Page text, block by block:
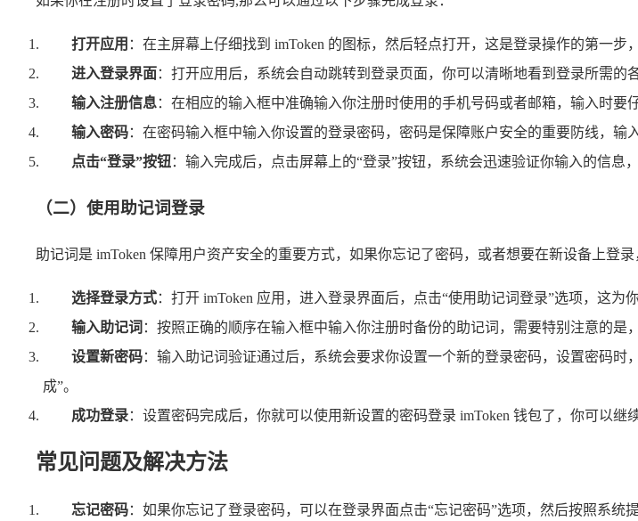
打开应用 ：在主屏幕上仔细找到 imToken 的图标，然后轻点打开，这是登录操作的第一步
进入登录界面：打开应用后，系统会自动跳转到登录页面，你可以清晰地看到登录所需的
输入注册信息：在相应的输入框中准确输入你注册时使用的手机号码或者邮箱，输入时要
输入密码：在密码输入框中输入你设置的登录密码，密码是保障账户安全的重要防线，输
点击“登录”按钮：输入完成后，点击屏幕上的“登录”按钮，系统会迅速验证你输入的信息
（二）使用助记词登录
助记词是 imToken 保障用户资产安全的重要方式，如果你忘记了密码，或者想要在新设备上登录
选择登录方式：打开 imToken 应用，进入登录界面后，点击“使用助记词登录”选项，这为
输入助记词 ：按照正确的顺序在输入框中输入你注册时备份的助记词，需要特别注意的
设置新密码：输入助记词验证通过后，系统会要求你设置一个新的登录密码，设置密码
成”。
成功登录：设置密码完成后，你就可以使用新设置的密码登录 imToken 钱包了，你可以继
常见问题及解决方法
忘记密码：如果你忘记了登录密码，可以在登录界面点击“忘记密码”选项，然后按照系